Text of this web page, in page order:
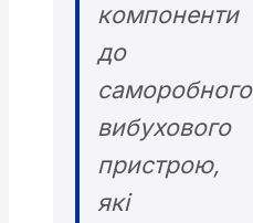
компоненти
до
саморобного
вибухового
пристрою,
які